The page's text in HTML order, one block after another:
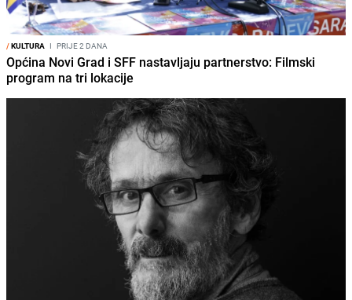
/KULTURA I PRIJE 2 DANA
Općina Novi Grad i SFF nastavljaju partnerstvo: Filmski
program na tri lokacije